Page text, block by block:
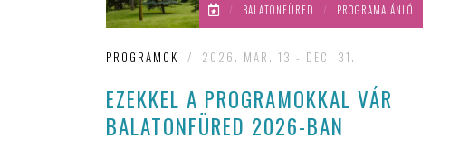
/ BALATONFÜRED / PROGRAMAJÁNLÓ
PROGRAMOK / 2026. MAR. 13 - DEC. 31.
EZEKKEL A PROGRAMOKKAL VÁR
BALATONFÜRED 2026-BAN